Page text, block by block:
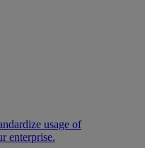
usage of
enterprise.